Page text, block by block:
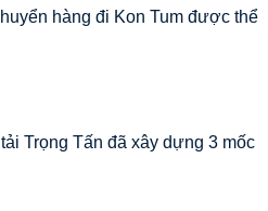
hàng đi Kon Tum được thể
Trọng Tấn đã xây dựng 3 mốc